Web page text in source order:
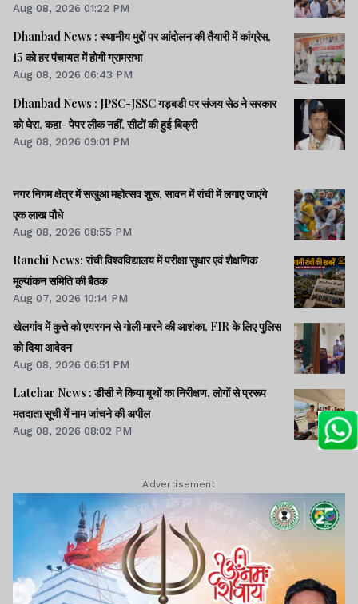
Aug 08, 2026 01:22 PM
Dhanbad News : स्थानीय मुद्दों पर आंदोलन की तैयारी में कांग्रेस,
15 को हर पंचायत में होगी ग्रामसभा
Aug 08, 2026 06:43 PM
Dhanbad News : JPSC-JSSC गड़बडी पर संजय सेठ ने सरकार
को घेरा, कहा- पेपर लीक नहीं, सीटों की हुई बिक्री
Aug 08, 2026 09:01 PM
नगर निगम क्षेत्र में सखुआ महोत्सव शुरू, सावन में रांची में लगाए जाएंगे
एक लाख पौधे
Aug 08, 2026 08:55 PM
Ranchi News: रांची विश्वविद्यालय में परीक्षा सुधार एवं शैक्षणिक
मूल्यांकन समिति की बैठक
Aug 07, 2026 10:14 PM
खेलगांव में कुत्ते को एयरगन से गोली मारने की आशंका, FIR के लिए पुलिस
को दिया आवेदन
Aug 08, 2026 06:51 PM
Latehar News : डीसी ने किया बूथों का निरीक्षण, लोगों से प्ररूप
मतदाता सूची में नाम जांचने की अपील
Aug 08, 2026 08:02 PM
Advertisement